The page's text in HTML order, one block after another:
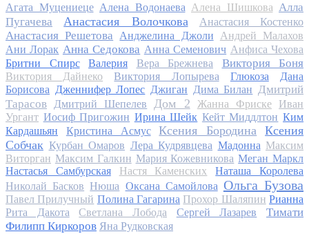
Агата Муцениеце Алена Водонаева Алена Шишкова Алла
Пугачева
Анастасия Волочкова Анастасия Костенко
Анастасия Решетова Анджелина Джоли Андрей Малахов
Ани Лорак Анна Седокова Анна Семенович Анфиса Чехова
Бритни Спирс
Валерия Вера Брежнева Виктория Боня
Виктория Дайнеко Виктория Лопырева Глюкоза
Дана
Борисова Дженнифер Лопес Джиган Дима Билан Дмитрий
Тарасов Дмитрий Шепелев Дом 2 Жанна Фриске
Иван
Ургант Иосиф Пригожин Ирина Шейк Кейт Миддлтон Ким
Кардашьян
Кристина Асмус Ксения Бородина
Ксения
Собчак Курбан Омаров Лера Кудрявцева Мадонна Максим
Виторган Максим Галкин Мария Кожевникова Меган Маркл
Настасья Самбурская
Настя Каменских
Наташа Королева
Николай Басков Нюша Оксана Самойлова Ольга Бузова
Павел Прилучный Полина Гагарина Прохор Шаляпин Рианна
Рита Дакота
Светлана Лобода Сергей Лазарев
Тимати
Филипп Киркоров Яна Рудковская